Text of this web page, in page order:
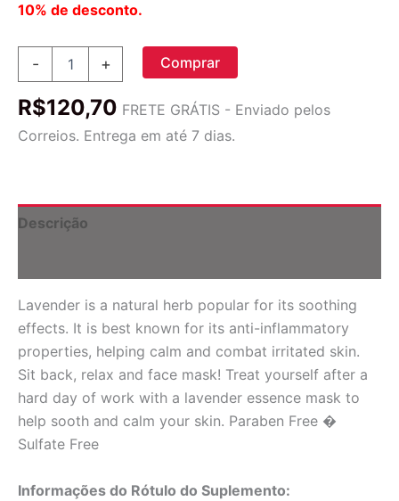
10% de desconto.
-
Back
Relax
1
Sheet
+ Comprar
R$120,70 FRETE GRÁTIS - Enviado pelos
Correios. Entrega em até 7 dias.
Descrição
Lavender is a natural herb popular for its soothing
effects. It is best known for its anti-inflammatory
properties, helping calm and combat irritated skin.
Sit back, relax and face mask! Treat yourself after a
hard day of work with a lavender essence mask to
help sooth and calm your skin. Paraben Free �
Sulfate Free
Informações do Rótulo do Suplemento: